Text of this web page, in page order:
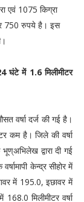
एवं 1075 किग्रा
750 रुपये है। इस
घंटे में 1.6 मिलीमीटर
वर्षा दर्ज की गई है।
कम है। जिले की वर्षा
द्वारा दी गई
केन्द्र सीहोर में
में 195.0, इछावर में
मिलीमीटर वर्षा